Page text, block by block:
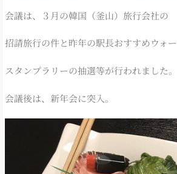
会議は、３月の韓国（釜山）旅行会社の
招請旅行の件と昨年の駅長おすすめウォ
スタンプラリーの抽選等が行われました。
会議後は、新年会に突入。